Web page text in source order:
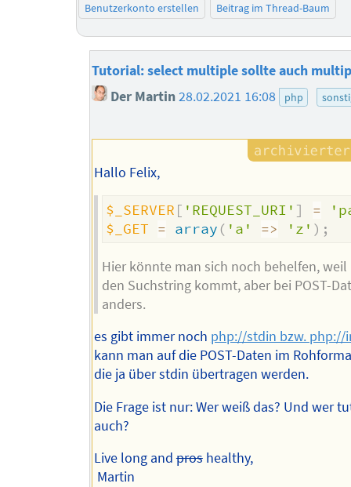
Benutzerkonto erstellen
Beitrag im Thread-Baum
Tutorial: select multiple sollte auch
Der Martin28.02.2021 16:08 php
Hallo Felix,
$_SERVER [ 'REQUEST_URI' ] =
$_GET = array ( 'a' => 'z' ) ;
Hier könnte man sich noch behelfen, weil
den Suchstring kommt, aber bei POST-
anders.
es gibt immer noch php://stdin bzw. php://
kann man auf die POST-Daten im
die ja über stdin übertragen werden.
Die Frage ist nur: Wer weiß das? Und wer
auch?
Live long andproshealthy,
Martin